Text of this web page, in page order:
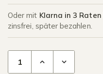
Oder mit Klarna in 3 Raten
zinsfrei, später bezahlen.